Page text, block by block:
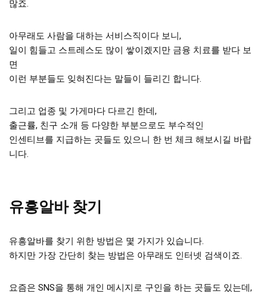
많죠.
아무래도 사람을 대하는 서비스직이다 보니,
일이 힘들고 스트레스도 많이 쌓이겠지만 금융 치료를 받다 보
면
이런 부분들도 잊혀진다는 말들이 들리긴 합니다.
그리고 업종 및 가게마다 다르긴 한데,
출근률, 친구 소개 등 다양한 부분으로도 부수적인
인센티브를 지급하는 곳들도 있으니 한 번 체크 해보시길 바랍
니다.
유흥알바 찾기
유흥알바를 찾기 위한 방법은 몇 가지가 있습니다.
하지만 가장 간단히 찾는 방법은 아무래도 인터넷 검색이죠.
요즘은 SNS을 통해 개인 메시지로 구인을 하는 곳들도 있는데,